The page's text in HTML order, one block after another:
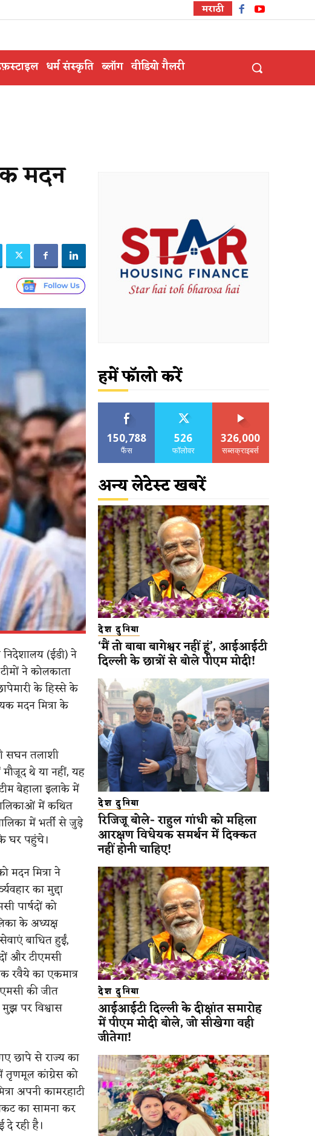
मराठी
धर्म संस्कृति ब्लॉग वीडियो गैलरी
मदन
(ईडी) ने
ने कोलकाता
के हिस्से के
मदन मित्रा के
सघन तलाशी
मौजूद थे या नहीं, यह
बेहाला इलाके में
में कथित
में भर्ती से जुड़े
घर पहुंचे।
मित्रा ने
का मुद्दा
पार्षदों को
के अध्यक्ष
बाधित हुईं,
और टीएमसी
रवैये का एकमात्र
की जीत
पर विश्वास
छापे से राज्य का
तृणमूल कांग्रेस को
अपनी कामरहाटी
का सामना कर
रही है।
हमें फॉलो करें
150,788
फैंस
526
फॉलोवर
326,000
सब्सक्राइबर्स
अन्य लेटेस्ट खबरें
देश दुनिया
‘मैं तो बाबा बागेश्वर नहीं हूं’, आईआईटी
दिल्ली के छात्रों से बोले पीएम मोदी!
देश दुनिया
रिजिजू बोले- राहुल गांधी को महिला
आरक्षण विधेयक समर्थन में दिक्कत
नहीं होनी चाहिए!
देश दुनिया
आईआईटी दिल्ली के दीक्षांत समारोह
में पीएम मोदी बोले, जो सीखेगा वही
जीतेगा!